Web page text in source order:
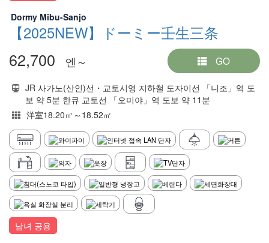
Dormy Mibu-Sanjo
【2025NEW】ドーミー壬生三条
62,700 엔～ GO
JR 사가노(산인)선・교토시영 지하철 도자이선 「니조」역 도
보 약 5분 한큐 교토선 「오미야」역 도보 약 11분
洋室18.20㎡～18.52㎡
남녀 공용